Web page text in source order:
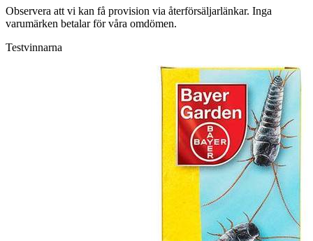
Observera att vi kan få provision via återförsäljarlänkar. Inga
varumärken betalar för våra omdömen.
Testvinnarna